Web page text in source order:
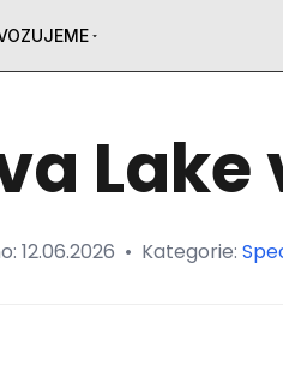
12.06.2026 • Kategorie: